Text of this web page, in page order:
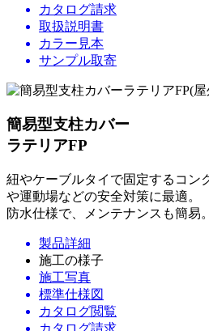
カタログ請求
取扱説明書
カラー見本
サンプル取寄
簡易型支柱カバー
ラテリアFP
紐やケーブルタイで固定するコン
や運動場などの安全対策に最適。
防水仕様で、メンテナンスも簡易。
製品詳細
施工の様子
施工写真
標準仕様図
カタログ閲覧
カタログ請求